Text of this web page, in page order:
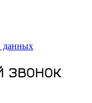
данных
ЗВОНОК